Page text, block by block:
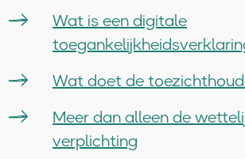
Wat is een digitale
Wat doet de
Meer dan alleen de
verplichting